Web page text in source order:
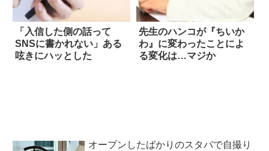
「入信した側の話って
SNSに書かれない」ある
呟きにハッとした
先生のハンコが『ちいか
わ』に変わったことによ
る変化は…マジか
オープンしたばかりのスタバで自撮り